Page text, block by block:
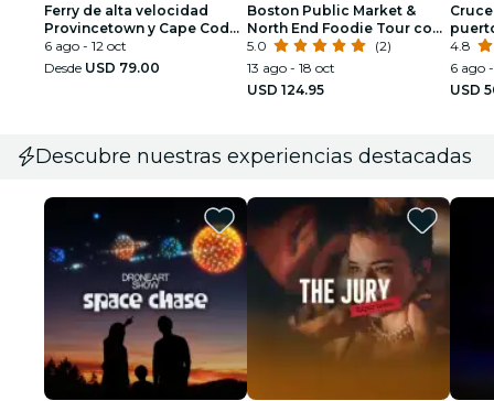
Ferry de alta velocidad
Provincetown y Cape Cod
desde/hacia Boston
6 ago - 12 oct
Desde USD 79.00
Boston Public Market &
North End Foodie Tour con
guía local
5.0
(2)
13 ago - 18 oct
USD 124.95
4.8
6 ago
USD
Descubre nuestras experiencias destacadas